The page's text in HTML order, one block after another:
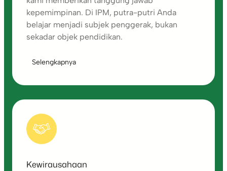
kepemimpinan. Di IPM, putra-putri Anda
belajar menjadi subjek penggerak, bukan
sekadar objek pendidikan.
Selengkapnya
Kewirausahaan